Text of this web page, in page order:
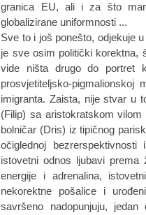
granica EU, ali i za što
globalizirane uniformnosti ...
Sve to i još ponešto, odjekuje
je sve osim politički korektna,
vide ništa drugo do portret
prosvjetiteljsko-pigmalionskoj
imigranta. Zaista, nije stvar u
(Filip) sa aristokratskom
bolničar (Dris) iz tipičnog
očiglednoj
istovetni odnos ljubavi prema
energije i adrenalina,
nekorektne pošalice i
savršeno nadopunjuju,